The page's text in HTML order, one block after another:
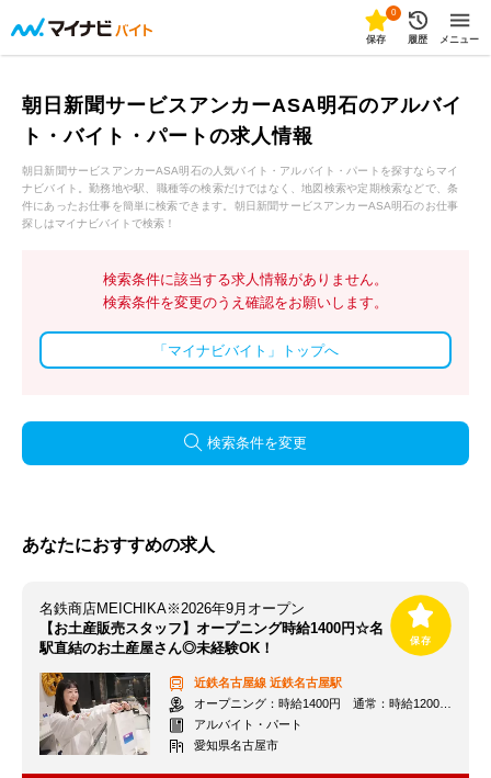
0
保存 履歴 メニュー
朝日新聞サービスアンカーASA明石のアルバイ
ト・バイト・パートの求人情報
朝日新聞サービスアンカーASA明石の人気バイト・アルバイト・パートを探すならマイ
ナビバイト。勤務地や駅、職種等の検索だけではなく、地図検索や定期検索などで、条
件にあったお仕事を簡単に検索できます。朝日新聞サービスアンカーASA明石のお仕事
探しはマイナビバイトで検索！
検索条件に該当する求人情報がありません。
検索条件を変更のうえ確認をお願いします。
「マイナビバイト」トップへ
検索条件を変更
あなたにおすすめの求人
名鉄商店MEICHIKA※2026年9月オープン
【お土産販売スタッフ】オープニング時給1400円☆名
駅直結のお土産屋さん◎未経験OK！
近鉄名古屋線 近鉄名古屋駅
オープニング：時給1400円 通常：時給1200円～＋交通費全額支給
アルバイト・パート
愛知県名古屋市